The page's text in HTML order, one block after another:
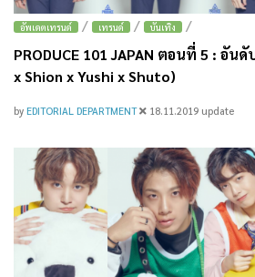
อัพเดตเทรนด์ / เทรนด์ / บันเทิง /
PRODUCE 101 JAPAN ตอนที่ 5 : อัน
x Shion x Yushi x Shuto)
by EDITORIAL DEPARTMENT 18.11.2019 update